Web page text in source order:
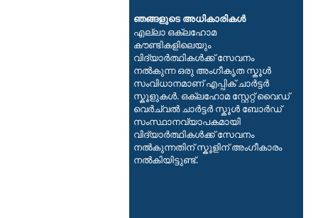
ഞങ്ങളുടെ അധികാരികൾ
എല്ലാ ഒക്ലഹോമ
കൗണ്ടികളിലെയും
വിദ്യാർത്ഥികൾക്ക് സേവനം
നൽകുന്ന ഒരു അംഗീകൃത സ്കൂൾ
സംവിധാനമാണ് എപ്പിക് ചാർട്ടർ
സ്കൂളുകൾ. ഒക്‌ലഹോമ സ്റ്റേറ്റ് വൈഡ്
വെർച്വൽ ചാർട്ടർ സ്കൂൾ ബോർഡ്
സംസ്ഥാനവ്യാപകമായി
വിദ്യാർത്ഥികൾക്ക് സേവനം
നൽകുന്നതിന് സ്കൂളിന് അംഗീകാരം
നൽകിയിട്ടുണ്ട്.